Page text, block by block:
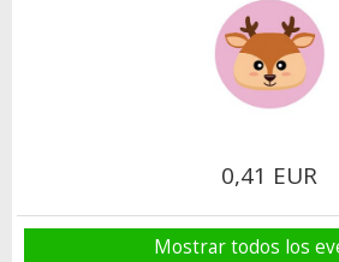
0,41 EUR
Mostrar todos los